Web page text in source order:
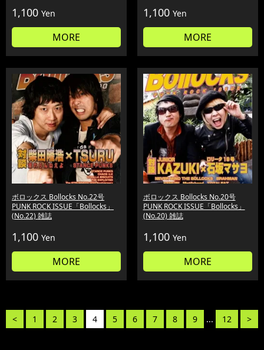
1,100 Yen
MORE
1,100 Yen
MORE
ボロックス Bollocks No.22号
PUNK ROCK ISSUE「Bollocks」
(No.22) 雑誌
1,100 Yen
MORE
ボロックス Bollocks No.20号
PUNK ROCK ISSUE「Bollocks」
(No.20) 雑誌
1,100 Yen
MORE
< 1 2 3 4 5 6 7 8 9 ... 12 >